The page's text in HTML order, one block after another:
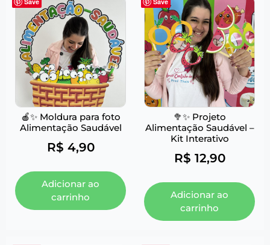
🍎✨ Moldura para foto
Alimentação Saudável
R$ 4,90
Adicionar ao
carrinho
🥦✨ Projeto
Alimentação Saudável –
Kit Interativo
R$ 12,90
Adicionar ao
carrinho